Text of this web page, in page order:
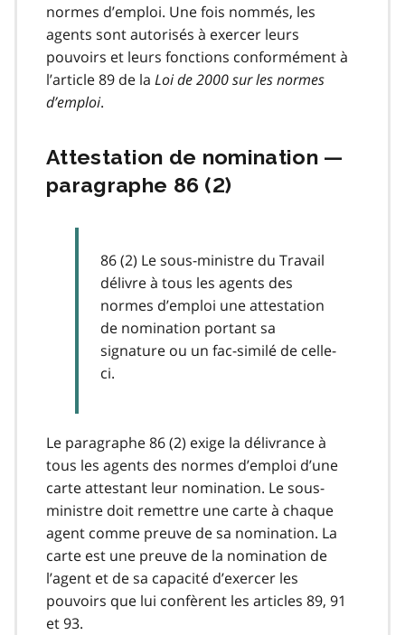
normes d’emploi. Une fois nommés, les
agents sont autorisés à exercer leurs
pouvoirs et leurs fonctions conformément à
l’article 89 de la Loi de 2000 sur les normes
d’emploi.
Attestation de nomination —
paragraphe 86 (2)
86 (2) Le sous-ministre du Travail
délivre à tous les agents des
normes d’emploi une attestation
de nomination portant sa
signature ou un fac-similé de celle-
ci.
Le paragraphe 86 (2) exige la délivrance à
tous les agents des normes d’emploi d’une
carte attestant leur nomination. Le sous-
ministre doit remettre une carte à chaque
agent comme preuve de sa nomination. La
carte est une preuve de la nomination de
l’agent et de sa capacité d’exercer les
pouvoirs que lui confèrent les articles 89, 91
et 93.